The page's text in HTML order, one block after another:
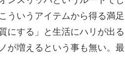
ういうアイテムから得る満足
にする」と生活にハリが出る
が増えるという事も無い。最